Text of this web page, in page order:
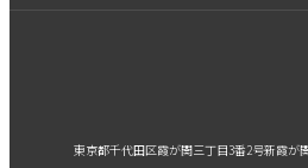
東京都千代田区霞が関三丁目3番2号新霞が